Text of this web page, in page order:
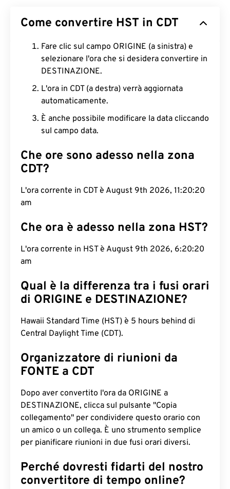
Come convertire HST in CDT
Fare clic sul campo ORIGINE (a sinistra) e
selezionare l'ora che si desidera convertire in
DESTINAZIONE.
L'ora in CDT (a destra) verrà aggiornata
automaticamente.
È anche possibile modificare la data cliccando
sul campo data.
Che ore sono adesso nella zona
CDT?
L'ora corrente in CDT è August 9th 2026, 11:20:21
am
Che ora è adesso nella zona HST?
L'ora corrente in HST è August 9th 2026, 6:20:21
am
Qual è la differenza tra i fusi orari
di ORIGINE e DESTINAZIONE?
Hawaii Standard Time (HST) è 5 hours behind di
Central Daylight Time (CDT).
Organizzatore di riunioni da
FONTE a CDT
Dopo aver convertito l'ora da ORIGINE a
DESTINAZIONE, clicca sul pulsante "Copia
collegamento" per condividere questo orario con
un amico o un collega. È uno strumento semplice
per pianificare riunioni in due fusi orari diversi.
Perché dovresti fidarti del nostro
convertitore di tempo online?